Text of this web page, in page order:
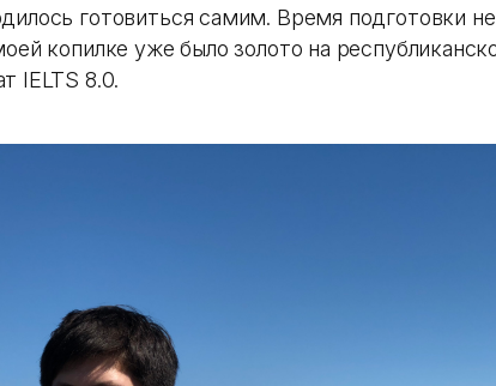
готовиться самим. Время подготовки не
копилке уже было золото на
IELTS 8.0.